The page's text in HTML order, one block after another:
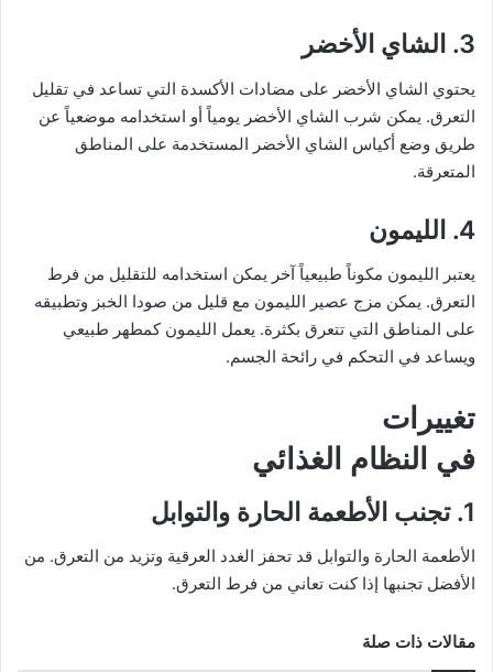
3. الشاي الأخضر
يحتوي الشاي الأخضر على مضادات الأكسدة التي تساعد في تقليل
التعرق. يمكن شرب الشاي الأخضر يومياً أو استخدامه موضعياً عن
طريق وضع أكياس الشاي الأخضر المستخدمة على المناطق
المتعرقة.
4. الليمون
يعتبر الليمون مكوناً طبيعياً آخر يمكن استخدامه للتقليل من فرط
التعرق. يمكن مزج عصير الليمون مع قليل من صودا الخبز وتطبيقه
على المناطق التي تتعرق بكثرة. يعمل الليمون كمطهر طبيعي
ويساعد في التحكم في رائحة الجسم.
تغييرات
في النظام الغذائي
1. تجنب الأطعمة الحارة والتوابل
الأطعمة الحارة والتوابل قد تحفز الغدد العرقية وتزيد من التعرق. من
الأفضل تجنبها إذا كنت تعاني من فرط التعرق.
مقالات ذات صلة